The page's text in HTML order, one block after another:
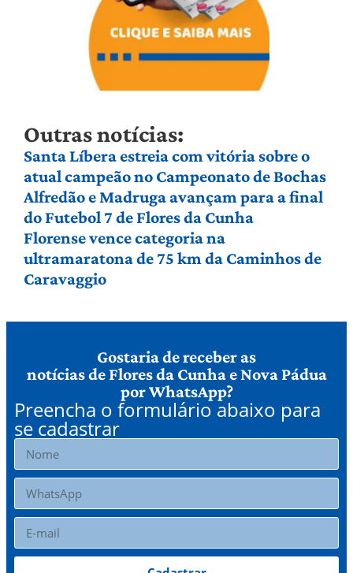
Outras notícias:
Santa Líbera estreia com vitória sobre o
atual campeão no Campeonato de Bochas
Alfredão e Madruga avançam para a final
do Futebol 7 de Flores da Cunha
Florense vence categoria na
ultramaratona de 75 km da Caminhos de
Caravaggio
Gostaria de receber as
notícias de Flores da Cunha e Nova Pádua
por WhatsApp?
Preencha o formulário abaixo para
se cadastrar